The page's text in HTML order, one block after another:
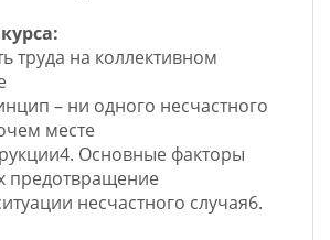
труда на коллективном
– ни одного несчастного
месте
Основные факторы
предотвращение
несчастного случая6.